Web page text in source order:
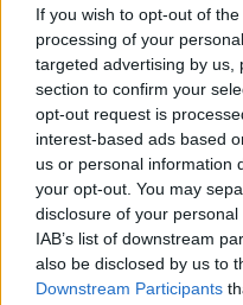
If you wish to opt-out of
processing of your
targeted advertising by us,
section to confirm your
opt-out request is
interest-based ads based
us or personal information
your opt-out. You may
disclosure of your
IAB’s list of downstream
also be disclosed by us to
Downstream Participants
2011. április 30. 10:41
Módosítva: 2015.
Megosztás
Küldés